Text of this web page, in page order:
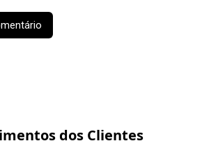
dos Clientes